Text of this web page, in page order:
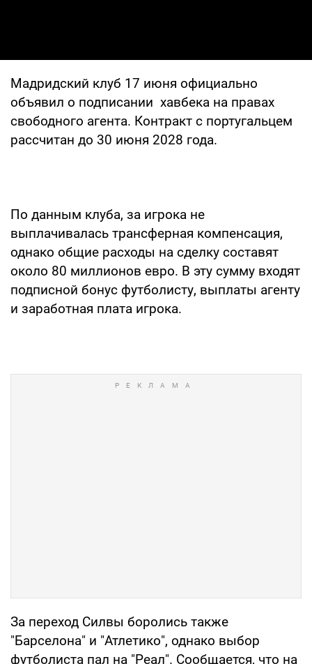
Мадридский клуб 17 июня официально
объявил о подписании хавбека на правах
свободного агента. Контракт с португальцем
рассчитан до 30 июня 2028 года.
По данным клуба, за игрока не
выплачивалась трансферная компенсация,
однако общие расходы на сделку составят
около 80 миллионов евро. В эту сумму входят
подписной бонус футболисту, выплаты агенту
и заработная плата игрока.
За переход Силвы боролись также
"Барселона" и "Атлетико", однако выбор
футболиста пал на "Реал". Сообщается, что на